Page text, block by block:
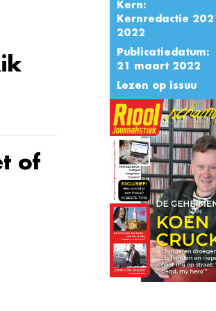
Kern:
Kernredactie
2022
Publicatiedatum:
21 maart 2022
Lezen op issuu
of